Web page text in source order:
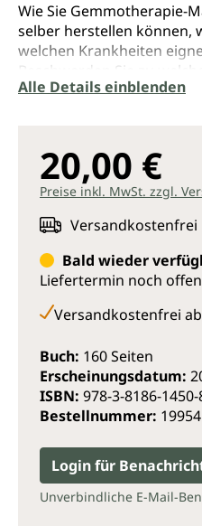
Wie Sie Gemmotherapie-
selber herstellen können,
welchen Krankheiten
Beschwerden Sie zu
Sie hier. Porträts von 24
Beschwerden und ihre
Plus finden Sie hier
Die Autorinnen sind
arbeiten seit Jahren
Alle Details einblenden
20,00 €
Preise inkl. MwSt. zzgl.
Versandkostenfrei
Bald wieder
Liefertermin noch offen
Versandkostenfrei ab
Buch: 160 Seiten
Erscheinungsdatum:
ISBN: 978-3-8186-1450-
Bestellnummer: 19954
Login für
Unverbindliche E-Mail-